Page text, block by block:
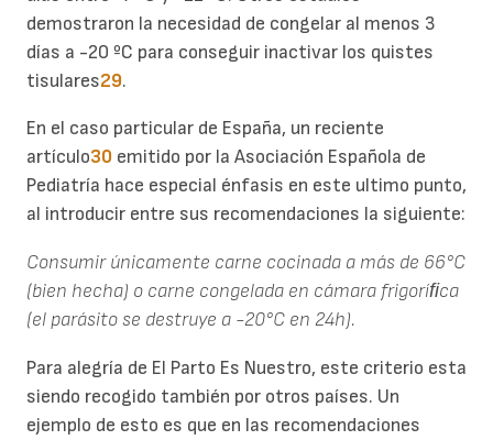
demostraron la necesidad de congelar al menos 3
días a -20 ºC para conseguir inactivar los quistes
tisulares29.
En el caso particular de España, un reciente
artículo30 emitido por la Asociación Española de
Pediatría hace especial énfasis en este ultimo punto,
al introducir entre sus recomendaciones la siguiente:
Consumir únicamente carne cocinada a más de 66°C
(bien hecha) o carne congelada en cámara frigoríﬁca
(el parásito se destruye a -20°C en 24h).
Para alegría de El Parto Es Nuestro, este criterio esta
siendo recogido también por otros países. Un
ejemplo de esto es que en las recomendaciones